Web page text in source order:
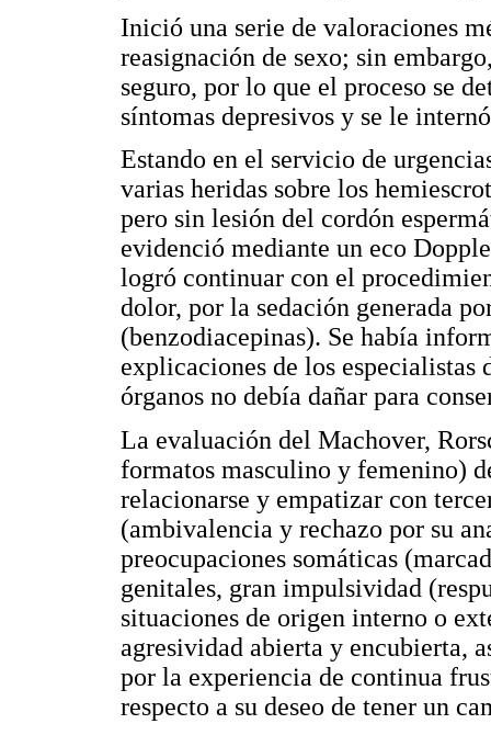
Inició una serie de valoraciones
reasignación de sexo; sin
seguro, por lo que el proceso se
síntomas depresivos y se le
Estando en el servicio de
varias heridas sobre los
pero sin lesión del cordón
evidenció mediante un eco
logró continuar con el
dolor, por la sedación generada
(benzodiacepinas). Se había
explicaciones de los especialistas
órganos no debía dañar para
La evaluación del Machover,
formatos masculino y femenino)
relacionarse y empatizar con
(ambivalencia y rechazo por su
preocupaciones somáticas
genitales, gran impulsividad
situaciones de origen interno o
agresividad abierta y encubierta,
por la experiencia de continua
respecto a su deseo de tener un